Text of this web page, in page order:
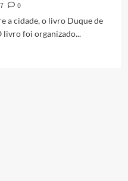
0
a cidade, o livro Duque de
livro foi organizado...